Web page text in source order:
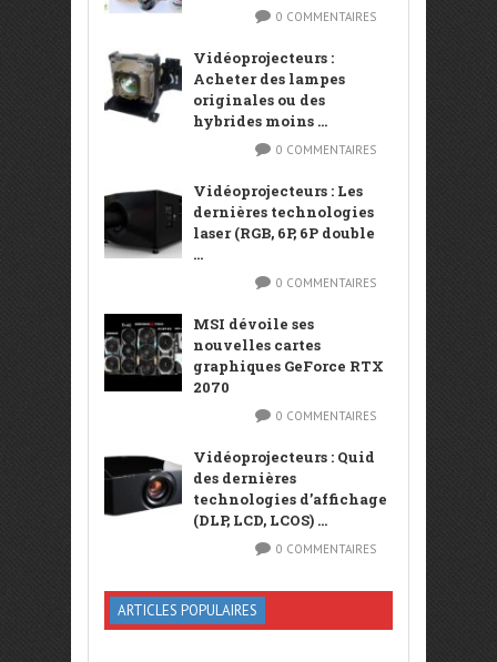
0 COMMENTAIRES
Vidéoprojecteurs :
Acheter des lampes
originales ou des
hybrides moins ...
0 COMMENTAIRES
Vidéoprojecteurs : Les
dernières technologies
laser (RGB, 6P, 6P double
...
0 COMMENTAIRES
MSI dévoile ses
nouvelles cartes
graphiques GeForce RTX
2070
0 COMMENTAIRES
Vidéoprojecteurs : Quid
des dernières
technologies d’affichage
(DLP, LCD, LCOS) ...
0 COMMENTAIRES
ARTICLES POPULAIRES